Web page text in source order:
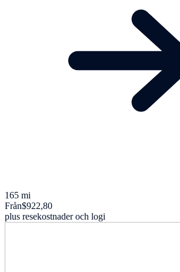
165 mi
Från$922,80
plus resekostnader och logi